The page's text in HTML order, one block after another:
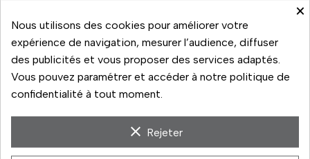
De 10h à 13h
De 13h30 à 19h
Rupture de stock
Paiement sécurisé
×
Nous utilisons des cookies pour améliorer votre
expérience de navigation, mesurer l’audience, diffuser
des publicités et vous proposer des services adaptés.
Vous pouvez paramétrer et accéder à notre politique de
confidentialité à tout moment.
clear Rejeter